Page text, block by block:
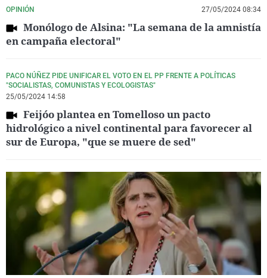
OPINIÓN 27/05/2024 08:34
Monólogo de Alsina: "La semana de la amnistía
en campaña electoral"
PACO NÚÑEZ PIDE UNIFICAR EL VOTO EN EL PP FRENTE A POLÍTICAS
"SOCIALISTAS, COMUNISTAS Y ECOLOGISTAS"
25/05/2024 14:58
Feijóo plantea en Tomelloso un pacto
hidrológico a nivel continental para favorecer al
sur de Europa, "que se muere de sed"